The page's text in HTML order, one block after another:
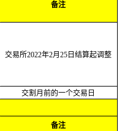
备注
交易所2022年2月25日结算起调整
交割月前的一个交易日
备注